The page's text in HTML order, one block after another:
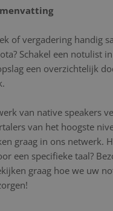
of vergadering handig
Schakel een notulist
een overzichtelijk
van native speakers
van het hoogste
graag in ons netwerk.
een specifieke taal?
graag hoe we uw